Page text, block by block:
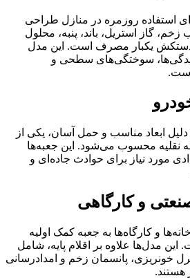
استفاده روزمره در منازل طراحی
گاز استریل، باند، پنبه، محلول
یکبار مصرف است. این مدل
سوختگی‌های سطحی و
ابعاد مناسب و حمل آسان، یکی از
نقلیه محسوب می‌شود. این جعبه‌ها
مورد نیاز برای حوادث جاده‌ای و
و کارگاهی
و کارگاه‌ها به جعبه کمک اولیه
این مدل‌ها علاوه بر اقلام پایه، شامل
خونریزی، پانسمان زخم و امدادرسانی
هستند.